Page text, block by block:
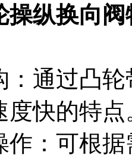
操纵换向
：通过凸
度快的特点
作：可根